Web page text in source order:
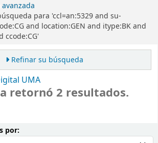
para 'ccl=an:5329 and su-
and location:GEN and itype:BK and
ccode:CG'
Refinar su búsqueda
UMA
retornó 2 resultados.
por: